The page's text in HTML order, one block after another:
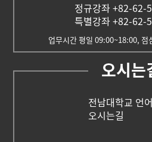
정규강좌 +82-62-
특별강좌 +82-62-
업무시간 평일 09:00~18:00,
오시는
전남대학교 언
오시는길